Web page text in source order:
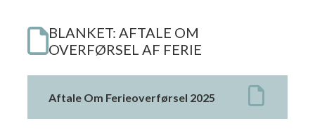
BLANKET: AFTALE OM
OVERFØRSEL AF FERIE
Aftale Om Ferieoverførsel 2025